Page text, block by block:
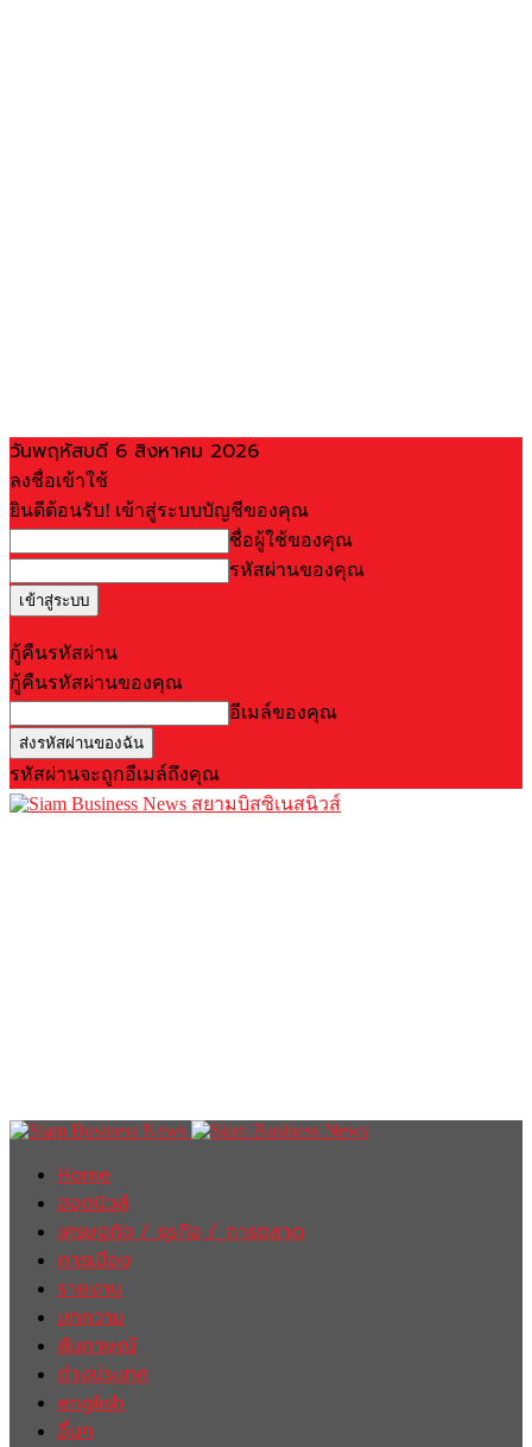
วันพฤหัสบดี 6 สิงหาคม 2026
ลงชื่อเข้าใช้
ยินดีต้อนรับ! เข้าสู่ระบบบัญชีของคุณ
ชื่อผู้ใช้ของคุณ
รหัสผ่านของคุณ
กู้คืนรหัสผ่าน
กู้คืนรหัสผ่านของคุณ
อีเมล์ของคุณ
รหัสผ่านจะถูกอีเมล์ถึงคุณ
สยามบิสซิเนสนิวส์
Home
ฮอตนิวส์
เศรษฐกิจ / ธุรกิจ / การตลาด
การเมือง
รายงาน
บทความ
สัมภาษณ์
ต่างประเทศ
english
อื่นๆ